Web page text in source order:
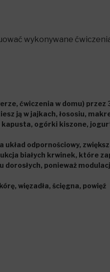
wykonywane
ćwiczenia w domu)
ją w jajkach, łososiu,
kapusta, ogórki kiszone,
odpornościowy,
białych krwinek, które
ponieważ
więzadła, ścięgna, powięź